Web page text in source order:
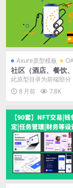
Axure原型模板
社区（酒店、餐饮
营微信端或小程序
图
此原型目录为前端部分
模块 预订模块 活动专
评价模块 订...
8 月前 7.8K